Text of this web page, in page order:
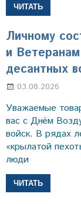
ЧИТАТЬ
Личному
и
десантных
03.08.2026
Уважаемые
вас с Днём
войск. В рядах
«крылатой
люди
ЧИТАТЬ